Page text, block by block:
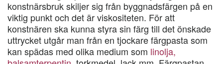
konstnärsbruk skiljer sig från byggnadsfärgen på en
viktig punkt och det är viskositeten. För att
konstnären ska kunna styra sin färg till det önskade
uttrycket utgår man från en tjockare färgpasta som
kan spädas med olika medium som linolja,